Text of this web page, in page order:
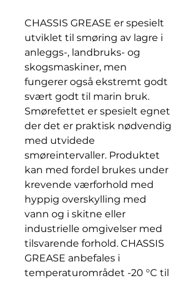
CHASSIS GREASE er spesielt
utviklet til smøring av lagre i
anleggs-, landbruks- og
skogsmaskiner, men
fungerer også ekstremt godt
svært godt til marin bruk.
Smørefettet er spesielt egnet
der det er praktisk nødvendig
med utvidede
smøreintervaller. Produktet
kan med fordel brukes under
krevende værforhold med
hyppig overskylling med
vann og i skitne eller
industrielle omgivelser med
tilsvarende forhold. CHASSIS
GREASE anbefales i
temperaturområdet -20 °C til